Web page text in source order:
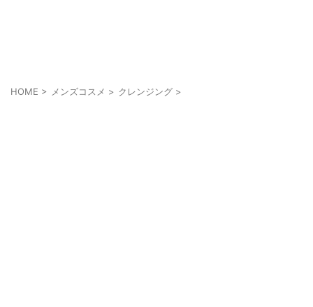
HOME > メンズコスメ > クレンジング >